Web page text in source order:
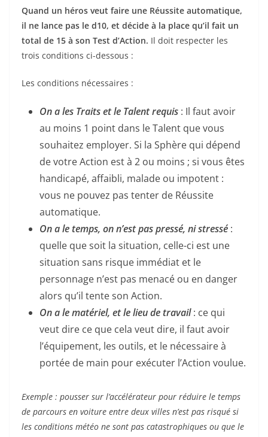
Quand un héros veut faire une Réussite automatique,
il ne lance pas le d10, et décide à la place qu’il fait un
total de 15 à son Test d’Action. Il doit respecter les
trois conditions ci-dessous :
Les conditions nécessaires :
On a les Traits et le Talent requis : Il faut avoir
au moins 1 point dans le Talent que vous
souhaitez employer. Si la Sphère qui dépend
de votre Action est à 2 ou moins ; si vous êtes
handicapé, affaibli, malade ou impotent :
vous ne pouvez pas tenter de Réussite
automatique.
On a le temps, on n’est pas pressé, ni stressé :
quelle que soit la situation, celle-ci est une
situation sans risque immédiat et le
personnage n’est pas menacé ou en danger
alors qu’il tente son Action.
On a le matériel, et le lieu de travail: ce qui
veut dire ce que cela veut dire, il faut avoir
l’équipement, les outils, et le nécessaire à
portée de main pour exécuter l’Action voulue.
Exemple : pousser sur l’accélérateur pour réduire le temps
de parcours en voiture entre deux villes n’est pas risqué si
les conditions météo ne sont pas catastrophiques ou que le